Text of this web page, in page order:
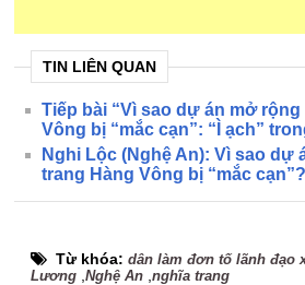
TIN LIÊN QUAN
Tiếp bài “Vì sao dự án mở
Vông bị “mắc cạn”: “Ì ạch”
Nghi Lộc (Nghệ An): Vì sao dự
trang Hàng Vông bị “mắc cạn”?
Từ khóa:dân làm đơn tố lãnh đạo
Lương ,Nghệ An ,nghĩa trang